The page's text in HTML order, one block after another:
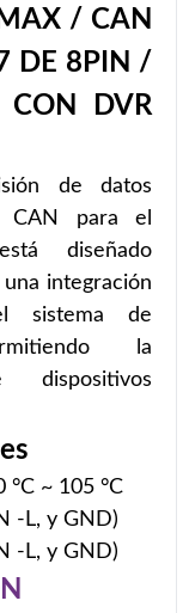
/ CAN
DE 8PIN /
CON DVR
de datos
CAN para el
diseñado
integración
sistema de
la
dispositivos
~ 105 °C
-L, y GND)
-L, y GND)